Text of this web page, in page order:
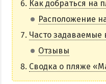
История курорта
ПИТАНИЕ
РАЗВЛЕЧЕНИЯ
Аквапарк
Как добраться на
Расположение
Часто задаваемые
Отзывы
Сводка о пляже